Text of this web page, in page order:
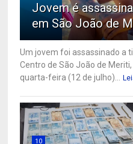
Jovem é
em São João de
Um jovem foi assassinado a
Centro de São João de
quarta-feira (12 de julho)...
10